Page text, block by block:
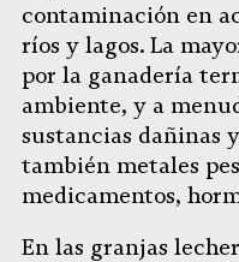
contaminación en
ríos y lagos. La
por la ganadería
ambiente, y a
sustancias dañinas
también metales
medicamentos,
En las granjas